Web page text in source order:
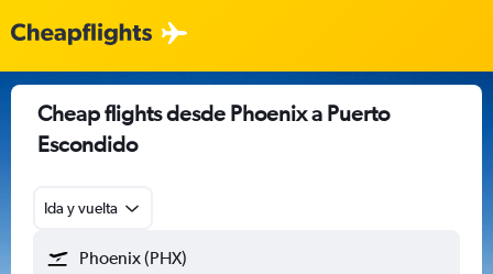
Cheap flights desde Phoenix a Puerto
Escondido
Ida y vuelta
Phoenix (PHX)